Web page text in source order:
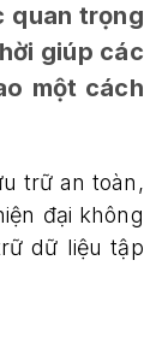
quan trọng
giúp các
một cách
trữ an toàn,
đại không
dữ liệu tập